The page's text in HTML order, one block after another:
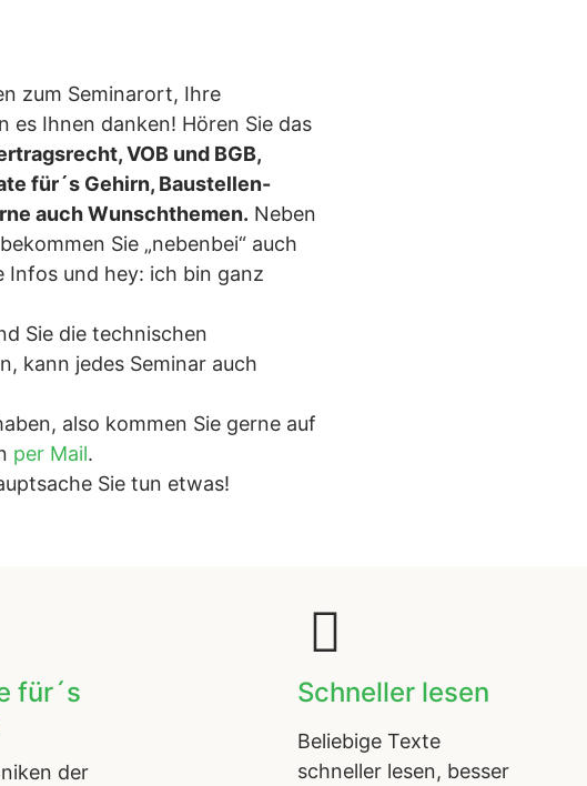
zum Seminarort, Ihre
es Ihnen danken! Hören Sie das
VOB und BGB,
für´s Gehirn, Baustellen-
auch Wunschthemen. Neben
Sie „nebenbei“ auch
Infos und hey: ich bin ganz
Sie die technischen
kann jedes Seminar auch
also kommen Sie gerne auf
per Mail.
Sie tun etwas!
für´s
der
Schneller lesen
Beliebige Texte
schneller lesen, besser